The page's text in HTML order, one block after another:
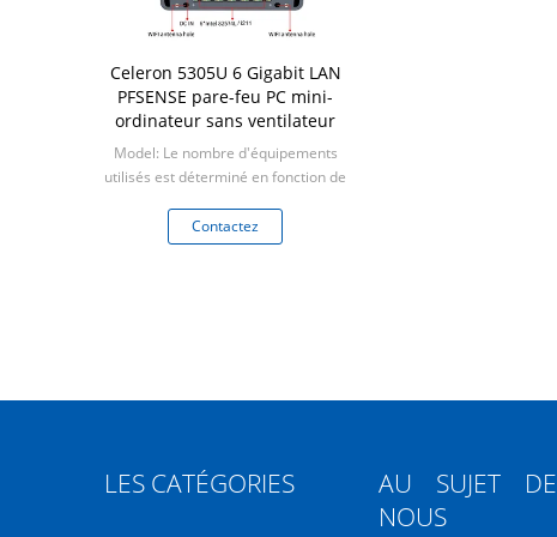
Celeron 5305U 6 Gigabit LAN
PFSENSE pare-feu PC mini-
ordinateur sans ventilateur
Model: Le nombre d'équipements
utilisés est déterminé en fonction de
Min: 1 unité
Contactez
LES CATÉGORIES
AU SUJET DE
NOUS